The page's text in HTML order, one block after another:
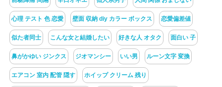
心理 テスト 色 恋愛 壁面 収納 diy カラー ボックス 恋愛偏差値
似た者同士 こんな女と結婚したい 好きな人 オタク 面白い 子
鼻がかゆい ジンクス ジオマンシー いい男 ルーン文字 変換
エアコン 室内 配管 隠す ホイップ クリーム 残り